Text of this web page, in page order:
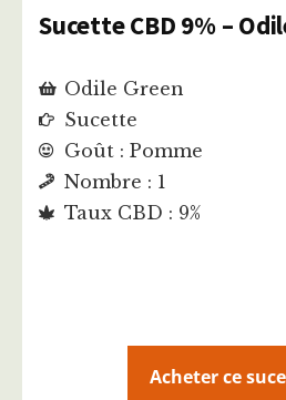
Sucette CBD 9% –
Odile Green
Sucette
Goût : Pomme
Nombre : 1
Taux CBD : 9%
Acheter ce